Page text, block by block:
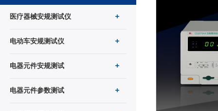
医疗器械安规测试仪
电动车安规测试仪
电器元件安规测试
电器元件参数测试